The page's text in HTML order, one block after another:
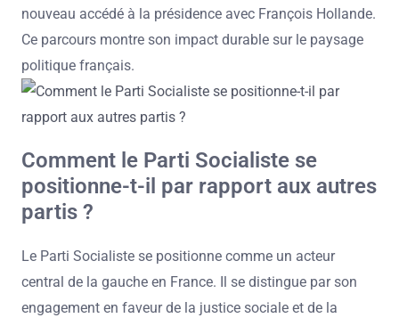
nouveau accédé à la présidence avec François Hollande.
Ce parcours montre son impact durable sur le paysage
politique français.
Comment le Parti Socialiste se
positionne-t-il par rapport aux autres
partis ?
Le Parti Socialiste se positionne comme un acteur
central de la gauche en France. Il se distingue par son
engagement en faveur de la justice sociale et de la